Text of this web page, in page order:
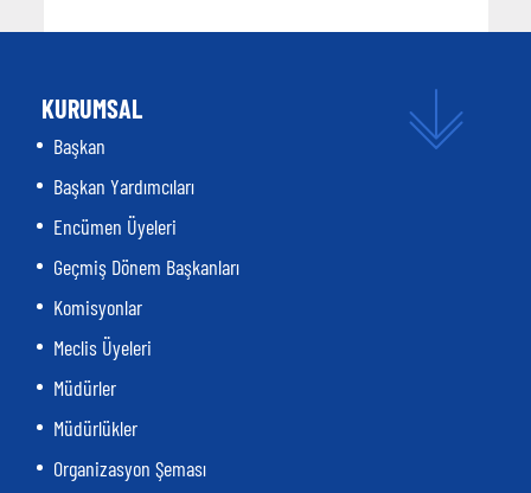
KURUMSAL
Başkan
Başkan Yardımcıları
Encümen Üyeleri
Geçmiş Dönem Başkanları
Komisyonlar
Meclis Üyeleri
Müdürler
Müdürlükler
Organizasyon Şeması